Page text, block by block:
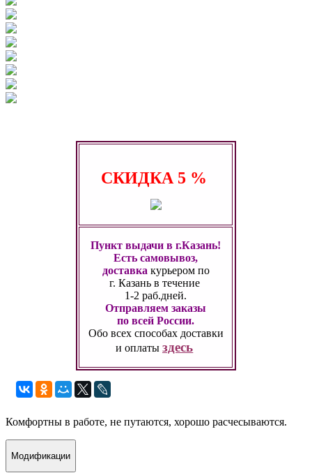
СКИДКА 5 %
Пункт выдачи в г.Казань!
Есть самовывоз,
доставка курьером по
г. Казань в течение
1-2 раб.дней.
Отправляем заказы
по всей России.
Обо всех способах доставки
и оплатыздесь
Комфортны в работе, не путаются, хорошо расчесываются.
Модификации